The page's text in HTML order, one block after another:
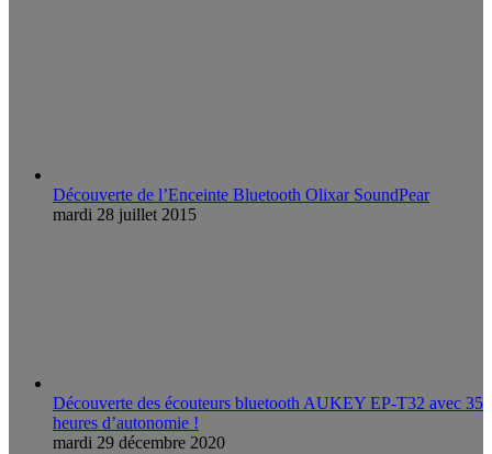
Découverte de l’Enceinte Bluetooth Olixar SoundPear
mardi 28 juillet 2015
Découverte des écouteurs bluetooth AUKEY EP-T32 avec 35
heures d’autonomie !
mardi 29 décembre 2020